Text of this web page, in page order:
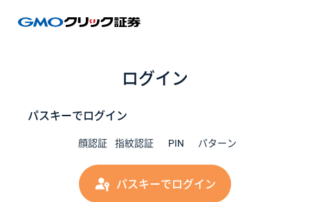
ログイン
パスキーでログイン
顔認証 指紋認証 PIN パターン
パスキーでログイン